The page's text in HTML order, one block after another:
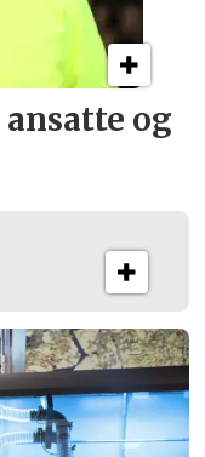
ansatte og